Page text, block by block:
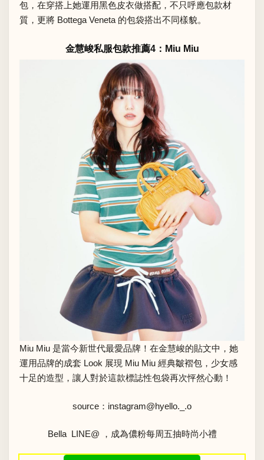
包，在穿搭上她運用黑色皮衣做搭配，不只呼應包款材
質，更將 Bottega Veneta 的包袋搭出不同樣貌。
金慧峻私服包款推薦4：Miu Miu
Miu Miu 是當今新世代最愛品牌！在金慧峻的貼文中，她
運用品牌的成套 Look 展現 Miu Miu 經典皺褶包，少女感
十足的造型，讓人對於這款標誌性包袋再次怦然心動！
source：instagram@hyello._.o
Bella LINE@ ，成為儂粉每周五抽時尚小禮